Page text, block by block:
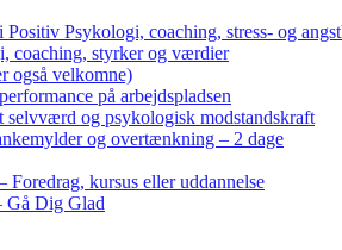
Psykologi, coaching, stress- og
coaching, styrker og værdier
også velkomne)
på arbejdspladsen
selvværd og psykologisk modstandskraft
og overtænkning – 2 dage
kursus eller uddannelse
Gå Dig Glad